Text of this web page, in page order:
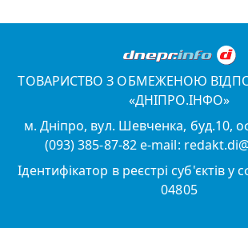
ТОВАРИСТВО З ОБМЕЖЕНОЮ
«ДНІПРО.ІНФО»
м. Дніпро, вул. Шевченка, буд.10,
(093) 385-87-82 e-mail:
Ідентифікатор в реєстрі суб'єктів у
04805